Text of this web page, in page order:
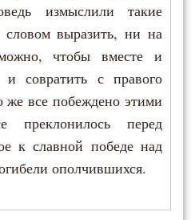
измыслили такие
выразить, ни на
чтобы вместе и
совратить с правого
же все побеждено этими
преклонилось перед
к славной победе над
ополчившихся.